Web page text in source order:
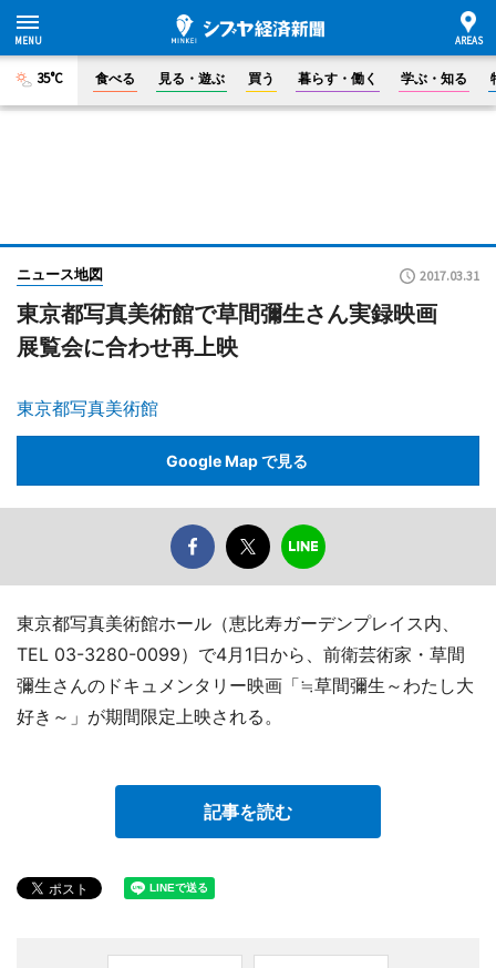
35°C 食べる 見る・遊ぶ 買う 暮らす・働く 学ぶ・知る
ニュース地図 2017.03.31
東京都写真美術館で草間彌生さん実録映画
展覧会に合わせ再上映
東京都写真美術館
Google Map で見る
東京都写真美術館ホール（恵比寿ガーデンプレイス内、
TEL 03-3280-0099）で4月1日から、前衛芸術家・草間
彌生さんのドキュメンタリー映画「≒草間彌生～わたし大
好き～」が期間限定上映される。
記事を読む